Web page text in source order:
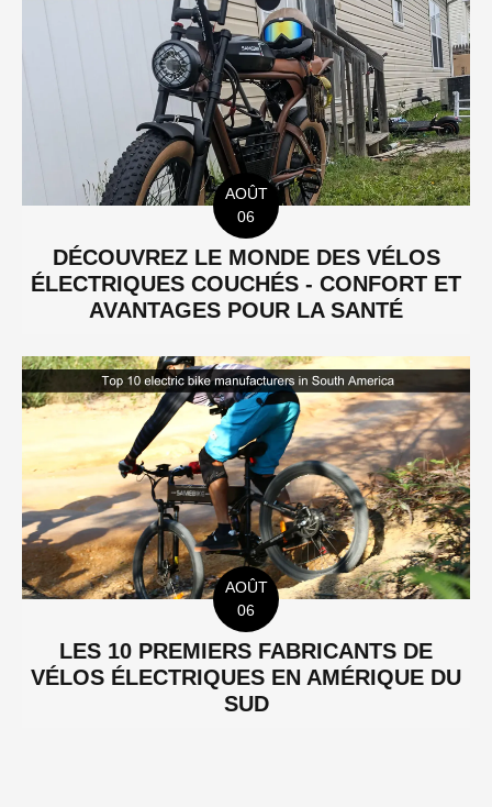
AOÛT
06
DÉCOUVREZ LE MONDE DES VÉLOS
ÉLECTRIQUES COUCHÉS - CONFORT ET
AVANTAGES POUR LA SANTÉ
AOÛT
06
LES 10 PREMIERS FABRICANTS DE
VÉLOS ÉLECTRIQUES EN AMÉRIQUE DU
SUD